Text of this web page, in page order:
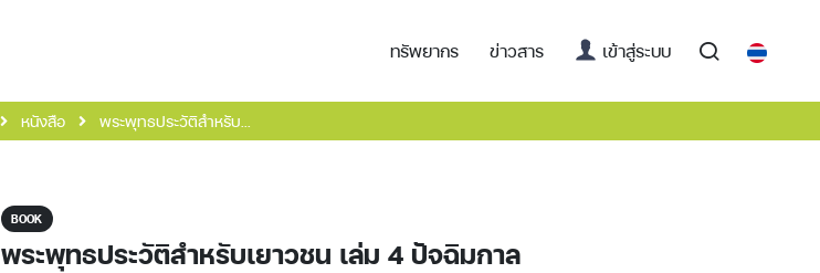
ทรัพยากร ข่าวสาร เข้าสู่ระบบ(current)
หนังสือ พระพุทธประวัติสำหรับ...
BOOK
พระพุทธประวัติสำหรับเยาวชน เล่ม 4 ปัจฉิมกาล